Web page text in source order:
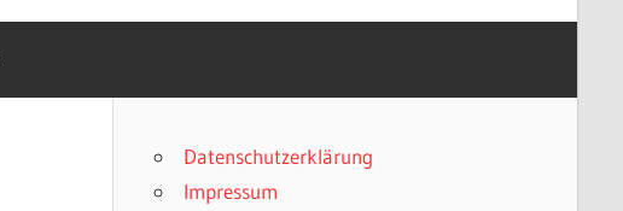
Datenschutzerklärung
Impressum